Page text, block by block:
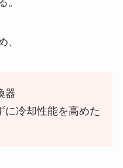
、
器
に冷却性能を高めた